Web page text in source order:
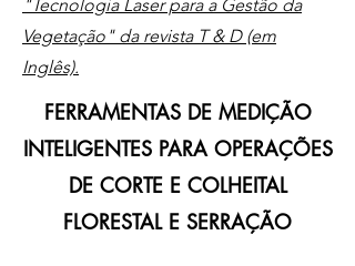
"Tecnologia Laser para a Gestão da
Vegetação" da revista T & D (em
Inglês).
FERRAMENTAS DE MEDIÇÃO
INTELIGENTES PARA OPERAÇÕES
DE CORTE E COLHEITAL
FLORESTAL E SERRAÇÃO